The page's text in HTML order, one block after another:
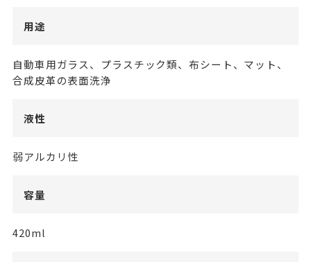
用途
自動車用ガラス、プラスチック類、布シート、マット、
合成皮革の表面洗浄
液性
弱アルカリ性
容量
420ml